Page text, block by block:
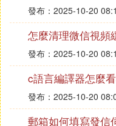
發布：2025-10-20
怎麼清理微信視頻
發布：2025-10-20
c語言編譯器怎麼
發布：2025-10-20
郵箱如何填寫發信